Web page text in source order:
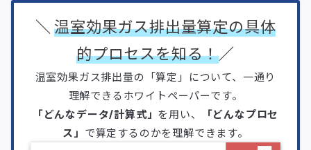
＼温室効果ガス排出量算定の具体
的プロセスを知る！／
温室効果ガス排出量の「算定」について、一通り
理解できるホワイトペーパーです。
「どんなデータ/計算式」 を用い、
「どんなプロセ
ス」 で算定するのかを理解できます。